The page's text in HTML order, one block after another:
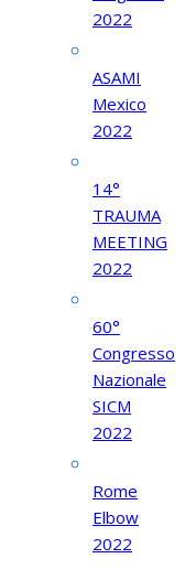
2022
ASAMI
Mexico
2022
14°
TRAUMA
MEETING
2022
60°
Congresso
Nazionale
SICM
2022
Rome
Elbow
2022